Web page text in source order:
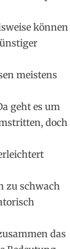
können
meistens
geht es um
doch
zu schwach
das